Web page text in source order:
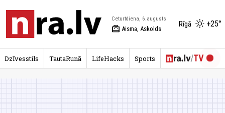
Ceturtdiena, 6.augusts
redeem Aisma, Askolds
Rīgā +25°
Dzīvesstils TautaRunā LifeHacks Sports